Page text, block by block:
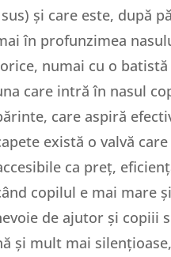
și care este, după
în profunzimea
numai cu o
care intră în nasul
care aspiră
există o valvă
ca preț,
copilul e mai mare
de ajutor și copiii
și mult mai